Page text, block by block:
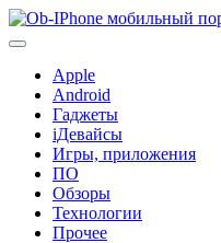
Перейти
к
Apple
Android
Гаджеты
iДевайсы
Игры, приложения
ПО
Обзоры
Технологии
Прочее